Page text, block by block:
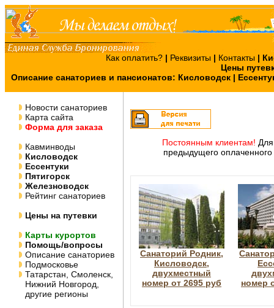
Как оплатить? | Реквизиты | Контакты |
Цены
Описание санаториев и пансионатов: Кисловодск |
Новости санаториев
Карта сайта
Форма для заказа
Кавминводы
Кисловодск
Ессентуки
Пятигорск
Железноводск
Рейтинг санаториев
Цены на путевки
Карты курортов
Помощь/вопросы
Описание санаториев
Подмосковье
Татарстан, Смоленск,
Нижний Новгород,
другие регионы
Постоянным клиентам!
предыдущего оплаченного
Санаторий Родник,
Кисловодск,
двухместный
номер от 2695 руб
номер